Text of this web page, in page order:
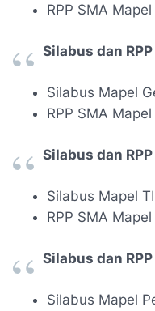
RPP SMA
Silabus dan
Silabus Mapel
RPP SMA
Silabus dan
Silabus Mapel
RPP SMA
Silabus dan
Silabus Mapel